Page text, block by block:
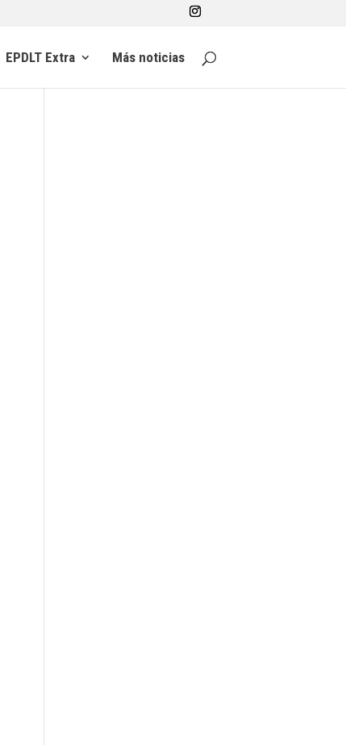
EPDLT Extra Más noticias